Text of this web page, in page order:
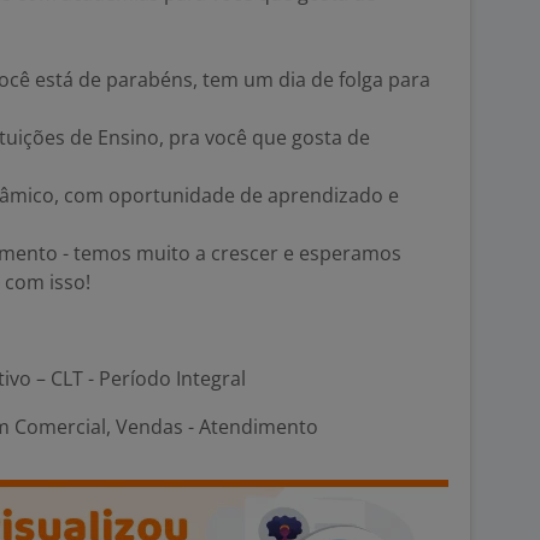
está de parabéns, tem um dia de folga para
de Ensino, pra você que gosta de
com oportunidade de aprendizado e
- temos muito a crescer e esperamos
isso!
– CLT - Período Integral
Comercial, Vendas - Atendimento